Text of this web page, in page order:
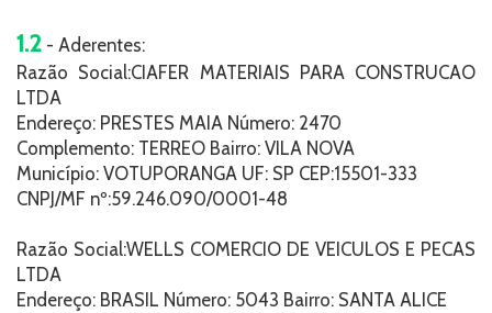
1.2 - Aderentes:
Razão Social:CIAFER MATERIAIS PARA CONSTRUCAO
LTDA
Endereço: PRESTES MAIA Número: 2470
Complemento: TERREO Bairro: VILA NOVA
Município: VOTUPORANGA UF: SP CEP:15501-333
CNPJ/MF nº:59.246.090/0001-48
Razão Social:WELLS COMERCIO DE VEICULOS E PECAS
LTDA
Endereço: BRASIL Número: 5043 Bairro: SANTA ALICE